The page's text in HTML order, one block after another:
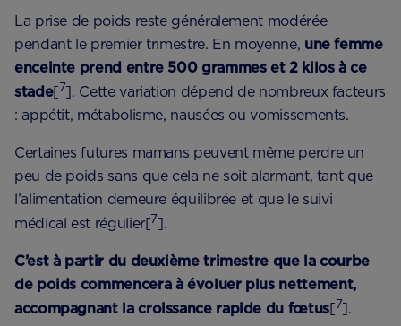
La prise de poids reste généralement modérée
pendant le premier trimestre. En moyenne, une femme
enceinte prend entre 500 grammes et 2 kilos à ce
stade[7]. Cette variation dépend de nombreux facteurs
: appétit, métabolisme, nausées ou vomissements.
Certaines futures mamans peuvent même perdre un
peu de poids sans que cela ne soit alarmant, tant que
l’alimentation demeure équilibrée et que le suivi
médical est régulier[7].
C’est à partir du deuxième trimestre que la courbe
de poids commencera à évoluer plus nettement,
accompagnant la croissance rapide du fœtus[7].